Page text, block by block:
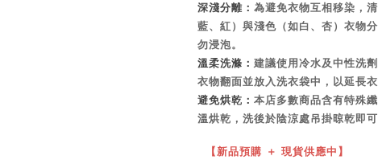
深淺分離： 為避免衣物互相移染，
藍、紅）與淺色（如白、杏）衣物
勿浸泡。
溫柔洗滌： 建議使用冷水及中性洗
衣物翻面並放入洗衣袋中，以延長衣
避免烘乾： 本店多數商品含有特殊
溫烘乾，洗後於陰涼處吊掛晾乾即可
【新品預購 ＋ 現貨供應中】